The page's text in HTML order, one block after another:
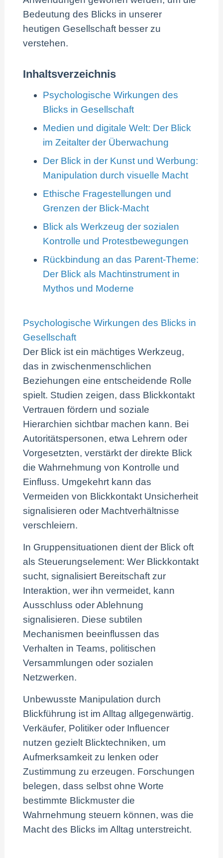
Bedeutung des Blicks in unserer
heutigen Gesellschaft besser zu
verstehen.
Inhaltsverzeichnis
Psychologische Wirkungen des
Blicks in Gesellschaft
Medien und digitale Welt: Der Blick
im Zeitalter der Überwachung
Der Blick in der Kunst und Werbung:
Manipulation durch visuelle Macht
Ethische Fragestellungen und
Grenzen der Blick-Macht
Blick als Werkzeug der sozialen
Kontrolle und Protestbewegungen
Rückbindung an das Parent-Theme:
Der Blick als Machtinstrument in
Mythos und Moderne
Psychologische Wirkungen des Blicks in
Gesellschaft
Der Blick ist ein mächtiges Werkzeug,
das in zwischenmenschlichen
Beziehungen eine entscheidende Rolle
spielt. Studien zeigen, dass Blickkontakt
Vertrauen fördern und soziale
Hierarchien sichtbar machen kann. Bei
Autoritätspersonen, etwa Lehrern oder
Vorgesetzten, verstärkt der direkte Blick
die Wahrnehmung von Kontrolle und
Einfluss. Umgekehrt kann das
Vermeiden von Blickkontakt Unsicherheit
signalisieren oder Machtverhältnisse
verschleiern.
In Gruppensituationen dient der Blick oft
als Steuerungselement: Wer Blickkontakt
sucht, signalisiert Bereitschaft zur
Interaktion, wer ihn vermeidet, kann
Ausschluss oder Ablehnung
signalisieren. Diese subtilen
Mechanismen beeinflussen das
Verhalten in Teams, politischen
Versammlungen oder sozialen
Netzwerken.
Unbewusste Manipulation durch
Blickführung ist im Alltag allgegenwärtig.
Verkäufer, Politiker oder Influencer
nutzen gezielt Blicktechniken, um
Aufmerksamkeit zu lenken oder
Zustimmung zu erzeugen. Forschungen
belegen, dass selbst ohne Worte
bestimmte Blickmuster die
Wahrnehmung steuern können, was die
Macht des Blicks im Alltag unterstreicht.